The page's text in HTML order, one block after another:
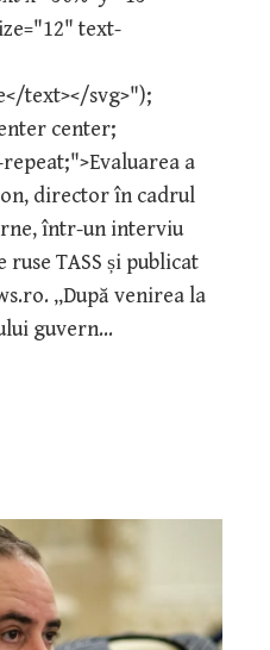
text-
text></svg>");
center;
a
director în cadrul
într-un interviu
TASS și publicat
„După venirea la
guvern…